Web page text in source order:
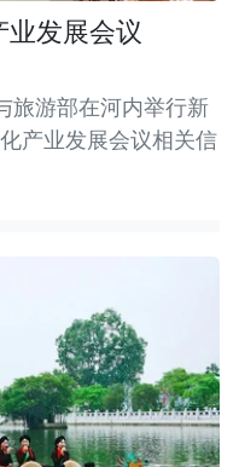
发展会议
旅游部在河内举行新
产业发展会议相关信